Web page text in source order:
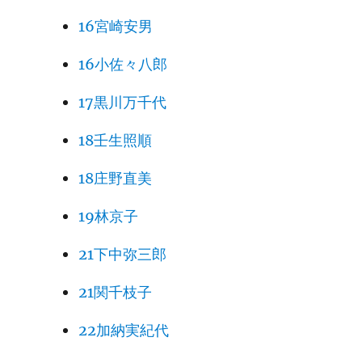
16宮崎安男
16小佐々八郎
17黒川万千代
18壬生照順
18庄野直美
19林京子
21下中弥三郎
21関千枝子
22加納実紀代